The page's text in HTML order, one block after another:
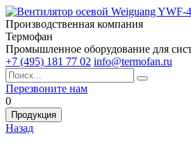
Производственная компания
Термофан
Промышленное оборудование для
+7 (495) 181 77 02 info@termofan.ru
Перезвоните нам
0
Продукция
Назад